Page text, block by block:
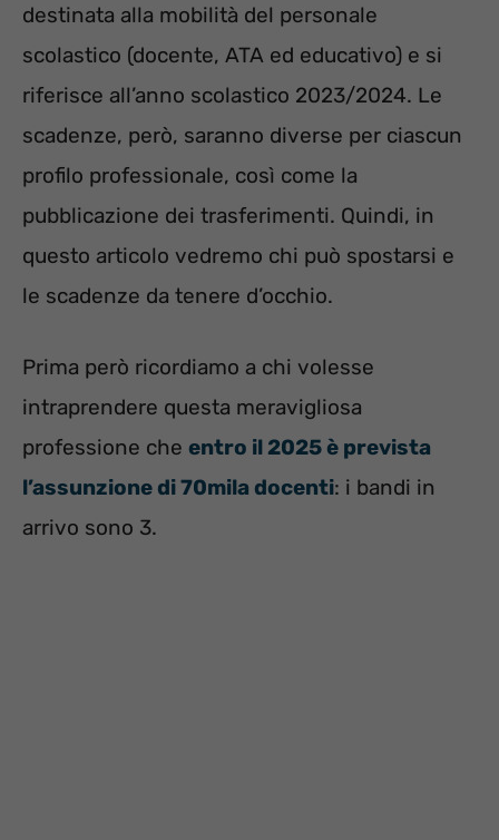
destinata alla mobilità del personale
scolastico (docente, ATA ed educativo) e si
riferisce all’anno scolastico 2023/2024. Le
scadenze, però, saranno diverse per ciascun
profilo professionale, così come la
pubblicazione dei trasferimenti. Quindi, in
questo articolo vedremo chi può spostarsi e
le scadenze da tenere d’occhio.
Prima però ricordiamo a chi volesse
intraprendere questa meravigliosa
professione che entro il 2025 è prevista
l’assunzione di 70mila docenti: i bandi in
arrivo sono 3.